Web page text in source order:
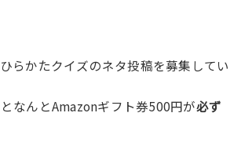
らかたクイズのネタ投稿を募集してい
なんとAmazonギフト券500円が必ず